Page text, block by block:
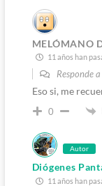
MELÓMANO
11 años han
Responde a
Eso si, me
0
Autor
Diógenes
11 años han